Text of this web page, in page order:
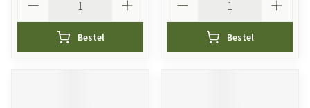
Bestel Bestel